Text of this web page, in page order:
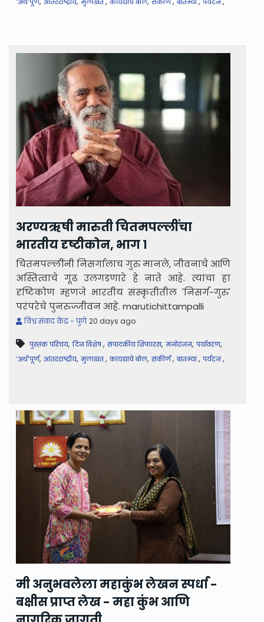
अरण्यऋषी मारुती चितमपल्लींचा
भारतीय दृष्टीकोन, भाग १
चितमपल्लींनी निसर्गालाच गुरु मानले, जीवनाचे आणि
अस्तित्वाचे गूढ उलगडणारे हे नाते आहे. त्यांचा हा
दृष्टिकोण म्हणजे भारतीय संस्कृतीतील 'निसर्ग-गुरु'
परंपरेचे पुनरुज्जीवन आहे. marutichittampalli
विश्व संवाद केंद्र - पुणे 20 days ago
पुस्तक परिचय,दिन विशेष,संपादकीय शिफारस, मनोरंजन,पर्यावरण,
'अर्थ'पूर्ण, आंतरराष्ट्रीय, मुलाखत,कायद्याचे बोल,संकीर्ण,बातम्या,पर्यटन,
मी अनुभवलेला महाकुंभ लेखन स्पर्धा -
बक्षीस प्राप्त लेख - महा कुंभ आणि